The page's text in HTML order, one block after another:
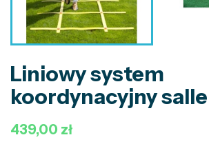
Liniowy system
koordynacyjny
439,00 zł